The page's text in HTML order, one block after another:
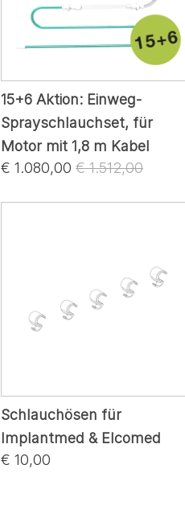
15+6 Aktion: Einweg-
Sprayschlauchset, für
Motor mit 1,8 m Kabel
€ 1.080,00€ 1.512,00
Schlauchösen für
Implantmed & Elcomed
€ 10,00